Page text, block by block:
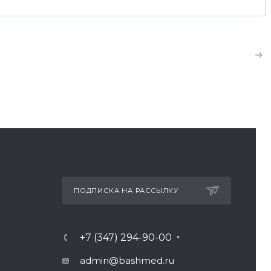
ПОДПИСКА НА РАССЫЛКУ
+7 (347) 294-90-00
admin@bashmed.ru